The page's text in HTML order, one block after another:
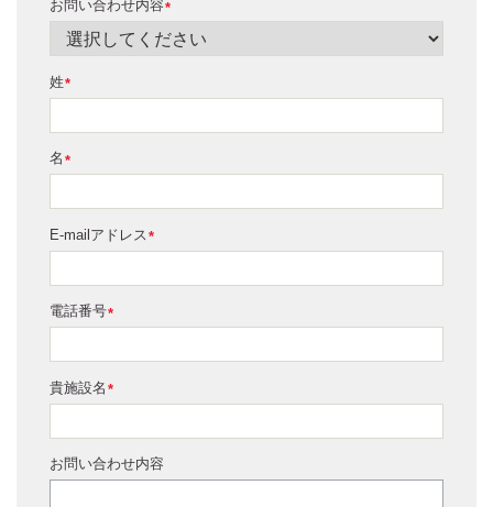
*
お問い合わせ内容
*
姓
*
名
*
E-mailアドレス
*
電話番号
*
貴施設名
お問い合わせ内容